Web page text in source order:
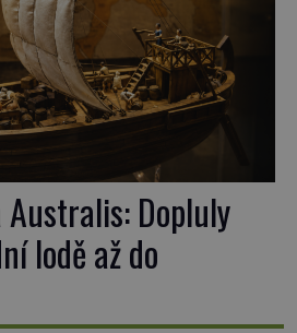
Dopluly
lodě až do